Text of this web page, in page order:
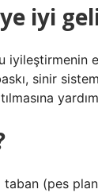
iyi
iyileştirmenin
sinir
(pes